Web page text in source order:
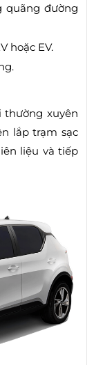
quãng đường
hoặc EV.
thường xuyên
lắp trạm sạc
liệu và tiếp